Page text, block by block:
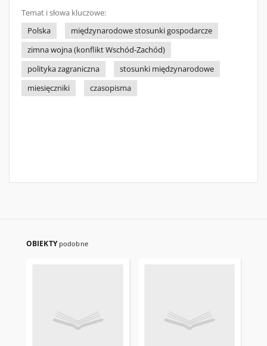
Temat i słowa kluczowe:
Polska
międzynarodowe stosunki gospodarcze
zimna wojna (konflikt Wschód-Zachód)
polityka zagraniczna
stosunki międzynarodowe
miesięczniki
czasopisma
OBIEKTY podobne